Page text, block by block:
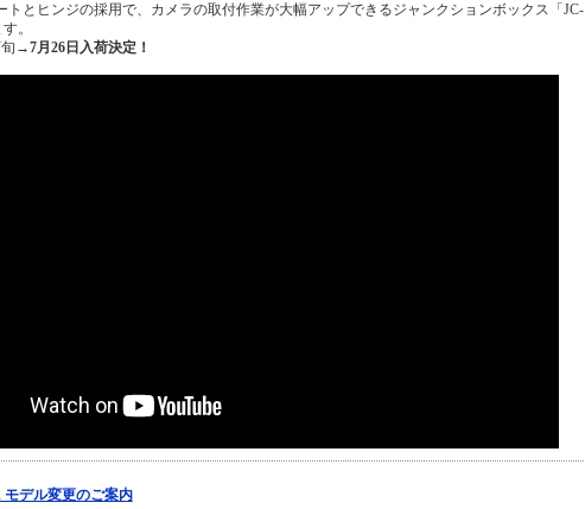
トとヒンジの採用で、カメラの取付作業が大幅アップできるジャンクションボックス「JC-
。
旬→7月26日入荷決定！
デル変更のご案内